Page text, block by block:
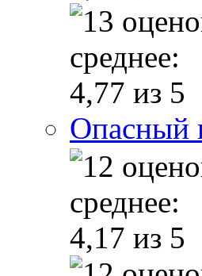
Опасный